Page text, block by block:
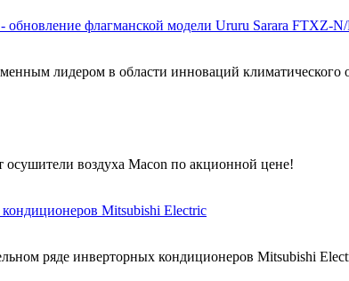
флагманской модели Ururu Sarara FTXZ-
лидером в области инноваций климатического
осушители воздуха Macon по акционной цене!
Mitsubishi Electric
ряде инверторных кондиционеров Mitsubishi